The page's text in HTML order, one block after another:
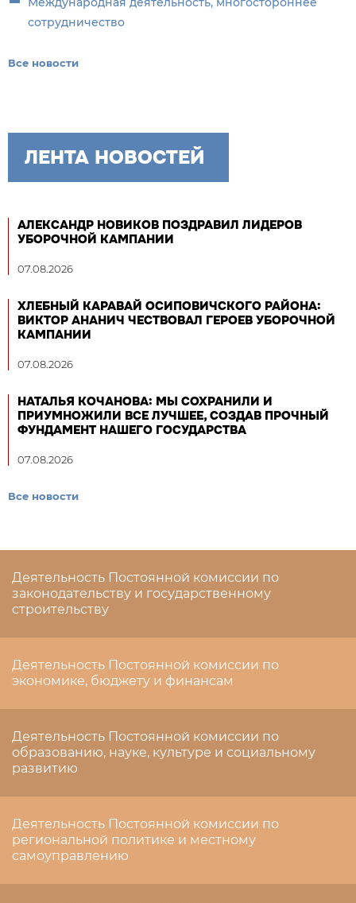
сотрудничество
Все новости
ЛЕНТА НОВОСТЕЙ
АЛЕКСАНДР НОВИКОВ ПОЗДРАВИЛ ЛИДЕРОВ
УБОРОЧНОЙ КАМПАНИИ
07.08.2026
ХЛЕБНЫЙ КАРАВАЙ ОСИПОВИЧСКОГО РАЙОНА:
ВИКТОР АНАНИЧ ЧЕСТВОВАЛ ГЕРОЕВ УБОРОЧНОЙ
КАМПАНИИ
07.08.2026
НАТАЛЬЯ КОЧАНОВА: МЫ СОХРАНИЛИ И
ПРИУМНОЖИЛИ ВСЕ ЛУЧШЕЕ, СОЗДАВ ПРОЧНЫЙ
ФУНДАМЕНТ НАШЕГО ГОСУДАРСТВА
07.08.2026
Все новости
Деятельность Постоянной комиссии по
законодательству и государственному
строительству
Деятельность Постоянной комиссии по
экономике, бюджету и финансам
Деятельность Постоянной комиссии по
образованию, науке, культуре и социальному
развитию
Деятельность Постоянной комиссии по
региональной политике и местному
самоуправлению